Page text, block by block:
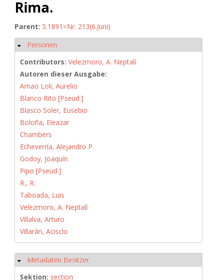
Rima.
Parent: 5.1891=Nr. 213(6.Juni)
Hide
Personen
Contributors: Velezmoro, A. Neptalí
Autoren dieser Ausgabe:
Arnao Loli, Aurelio
Blanco Rito [Pseud.]
Blasco Soler, Eusebio
Boloña, Eleazar
Chambers
Echeverría, Alejandro P.
Godoy, Joaquín
Pipo [Pseud.]
R., R.
Taboada, Luis
Velezmoro, A. Neptalí
Villalva, Arturo
Villarán, Acisclo
Hide
Metadaten Besitzer
Sektion: section